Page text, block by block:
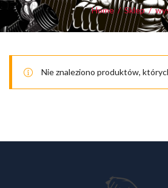
Home Sklep
Nie znaleziono produktów,